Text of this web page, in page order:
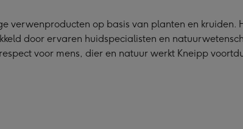
verwenproducten op basis van planten en
door ervaren huidspecialisten en
voor mens, dier en natuur werkt Kneipp